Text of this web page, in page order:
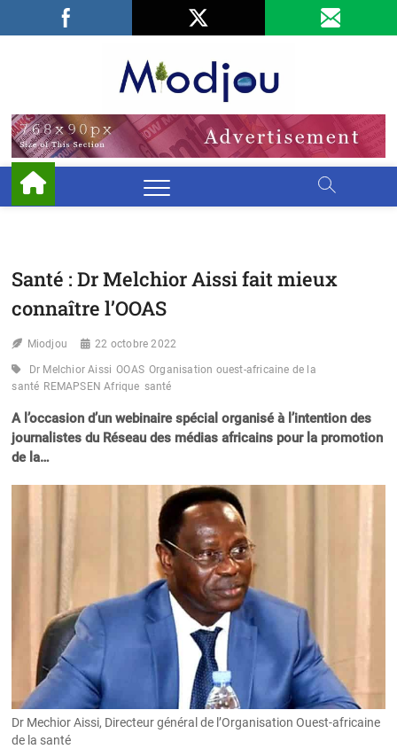
Facebook
LinkedIn
Santé : Dr Melchior Aissi fait mieux
connaître l’OOAS
Miodjou 22 octobre 2022
Dr Melchior Aissi OOAS Organisation ouest-africaine de la
santé REMAPSEN Afrique santé
A l’occasion d’un webinaire spécial organisé à l’intention des
journalistes du Réseau des médias africains pour la promotion
de la…
Dr Mechior Aissi, Directeur général de l’Organisation Ouest-africaine
de la santé